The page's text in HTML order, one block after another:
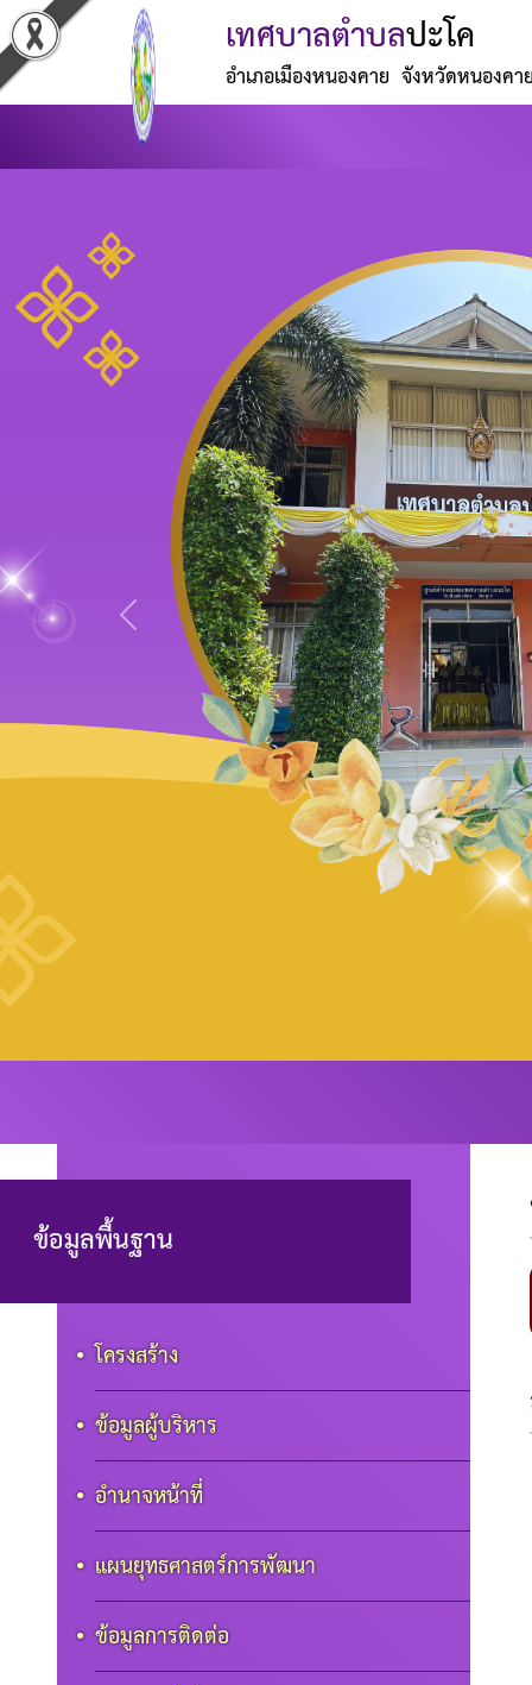
เทศบาลตำบลปะโค
อำเภอเมืองหนองคาย จังหวัดหนองคา
Previous
ข้อมูลพื้นฐาน
โครงสร้าง
ข้อมูลผู้บริหาร
อำนาจหน้าที่
แผนยุทธศาสตร์การพัฒนา
ข้อมูลการติดต่อ